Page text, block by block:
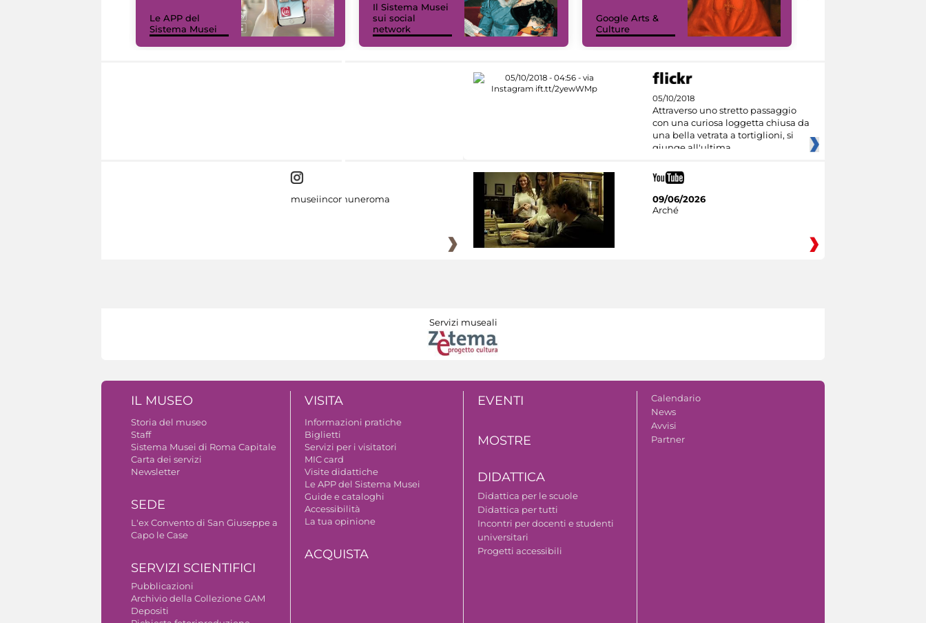
Le APP del
Sistema Musei
Il Sistema Musei
sui social
network
Google Arts &
Culture
05/10/2018
Attraverso uno stretto passaggio
con una curiosa loggetta chiusa da
una bella vetrata a tortiglioni, si
giunge all'ultima
museiincomuneroma
09/06/2026
Arché
Servizi museali
IL MUSEO
Storia del museo
Staff
Sistema Musei di Roma Capitale
Carta dei servizi
Newsletter
SEDE
L'ex Convento di San Giuseppe a
Capo le Case
SERVIZI SCIENTIFICI
Pubblicazioni
Archivio della Collezione GAM
Depositi
VISITA
Informazioni pratiche
Biglietti
Servizi per i visitatori
MIC card
Visite didattiche
Le APP del Sistema Musei
Guide e cataloghi
Accessibilità
La tua opinione
ACQUISTA
EVENTI
MOSTRE
DIDATTICA
Didattica per le scuole
Didattica per tutti
Incontri per docenti e studenti
universitari
Progetti accessibili
Calendario
News
Avvisi
Partner